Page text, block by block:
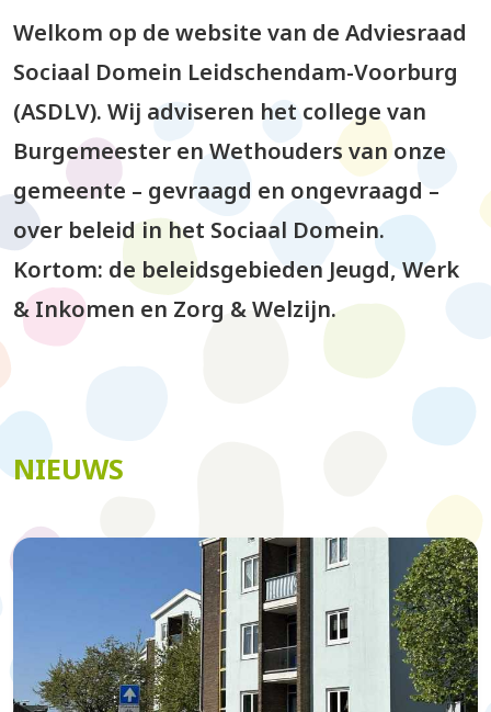
Welkom op de website van de Adviesraad
Sociaal Domein Leidschendam-Voorburg
(ASDLV). Wij adviseren het college van
Burgemeester en Wethouders van onze
gemeente – gevraagd en ongevraagd –
over beleid in het Sociaal Domein.
Kortom: de beleidsgebieden Jeugd, Werk
& Inkomen en Zorg & Welzijn.
NIEUWS